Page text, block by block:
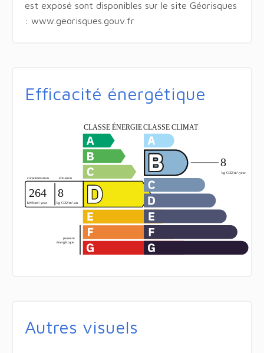
est exposé sont disponibles sur le site Géorisques
: www.georisques.gouv.fr
Efficacité énergétique
Autres visuels